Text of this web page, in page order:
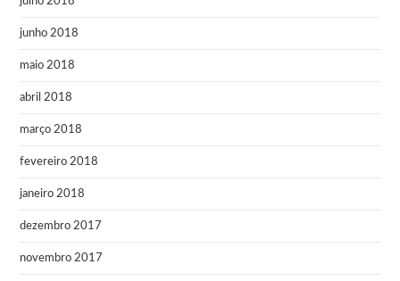
junho 2018
maio 2018
abril 2018
março 2018
fevereiro 2018
janeiro 2018
dezembro 2017
novembro 2017